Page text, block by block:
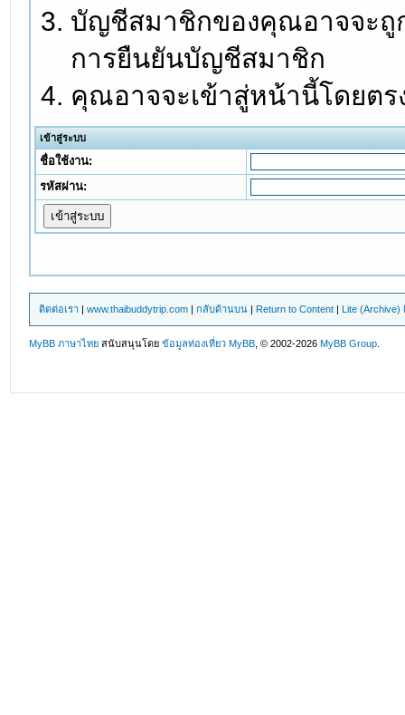
บัญชีสมาชิกของคุณอาจจะถู
การยืนยันบัญชีสมาชิก
คุณอาจจะเข้าสู่หน้านี้โดยต
เข้าสู่ระบบ
ชื่อใช้งาน:
รหัสผ่าน:
ติดต่อเรา |www.thaibuddytrip.com |กลับด้านบน | Return to Content | Lite (Archive)
MyBB ภาษาไทย สนับสนุนโดยข้อมูลท่องเที่ยว MyBB , © 2002-2026MyBB Group